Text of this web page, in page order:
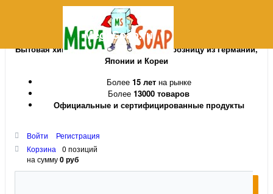
MegaSoap.ru
Бытовая химия и косметика оптом и в розницу из Германии,
Японии и Кореи
Более 15 летна рынке
Более 13000 товаров
Официальные и сертифицированные продукты
Войти
Регистрация
Корзина
0 позиций
на сумму0 руб